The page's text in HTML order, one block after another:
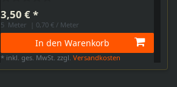
3,50 € *
5 Meter | 0,70 € / Meter
In den Warenkorb
* inkl. ges. MwSt. zzgl.Versandkosten